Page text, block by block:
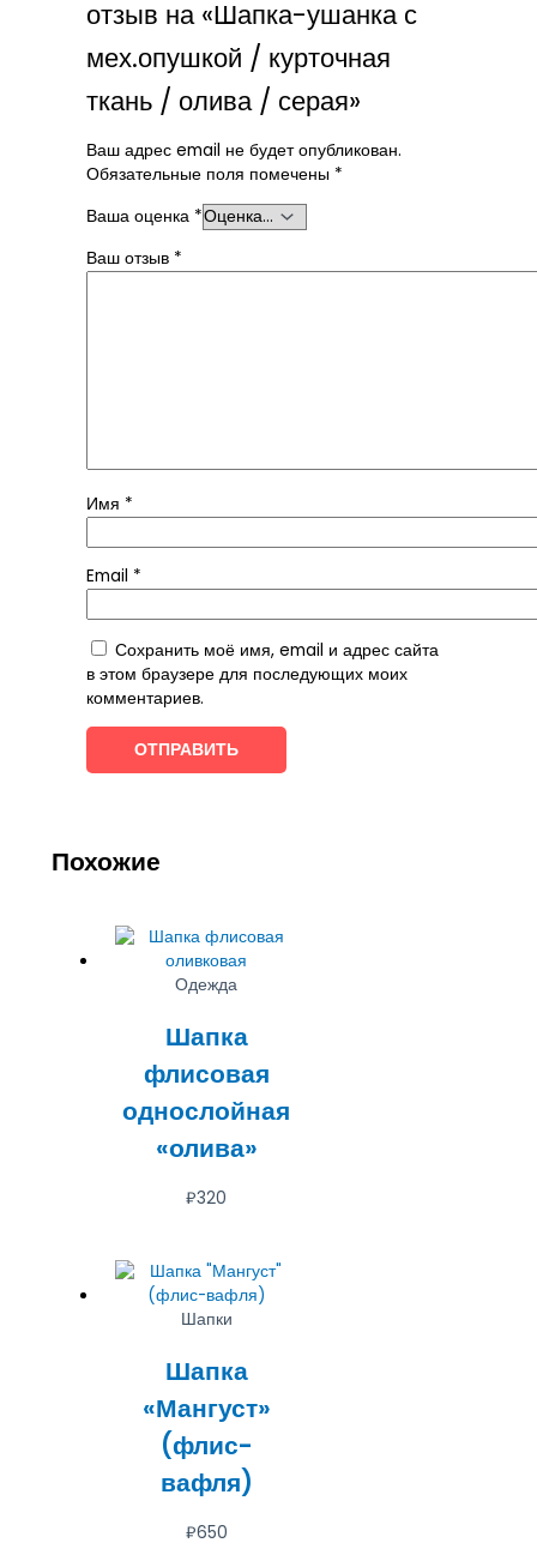
отзыв на «Шапка-ушанка с
мех.опушкой / курточная
ткань / олива / серая»
Ваш адрес email не будет опубликован.
Обязательные поля помечены *
Ваша оценка *
Ваш отзыв *
Имя *
Email *
Сохранить моё имя, email и адрес сайта
в этом браузере для последующих моих
комментариев.
Похожие
Одежда
Шапка
флисовая
однослойная
«олива»
₽320
Шапки
Шапка
«Мангуст»
(флис-
вафля)
₽650